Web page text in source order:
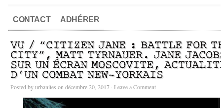
CONTACT ADHÉRER
VU / “CITIZEN JANE : BATTLE FOR
CITY”, MATT TYRNAUER. JANE
SUR UN ÉCRAN MOSCOVITE,
D’UN COMBAT NEW-YORKAIS
Posted byurbanites on décembre 20, 2017 · Leave a Comment